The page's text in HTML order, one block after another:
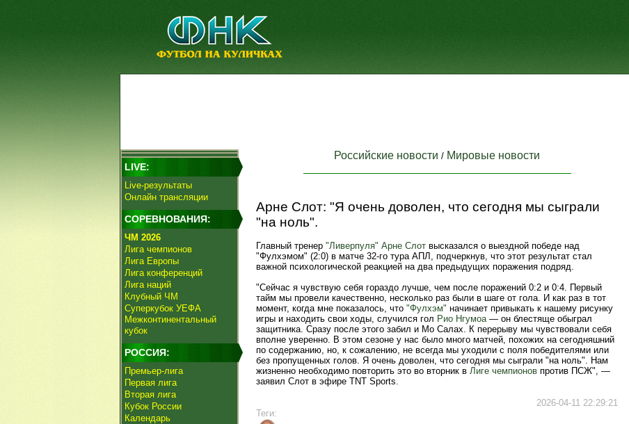
LIVE:
Live-результаты
Онлайн трансляции
СОРЕВНОВАНИЯ:
ЧМ 2026
Лига чемпионов
Лига Европы
Лига конференций
Лига наций
Клубный ЧМ
Суперкубок УЕФА
Межконтинентальный
кубок
РОССИЯ:
Премьер-лига
Первая лига
Вторая лига
Кубок России
Календарь
Российские новости / Мировые новости
Арне Слот: "Я очень доволен, что сегодня мы сыграли
"на ноль".
Главный тренер "Ливерпуля" Арне Слот высказался о выездной победе над
"Фулхэмом" (2:0) в матче 32-го тура АПЛ, подчеркнув, что этот результат стал
важной психологической реакцией на два предыдущих поражения подряд.
"Сейчас я чувствую себя гораздо лучше, чем после поражений 0:2 и 0:4. Первый
тайм мы провели качественно, несколько раз были в шаге от гола. И как раз в тот
момент, когда мне показалось, что "Фулхэм" начинает привыкать к нашему рисунку
игры и находить свои ходы, случился гол Рио Нгумоа— он блестяще обыграл
защитника. Сразу после этого забил и Мо Салах. К перерыву мы чувствовали себя
вполне уверенно. В этом сезоне у нас было много матчей, похожих на сегодняшний
по содержанию, но, к сожалению, не всегда мы уходили с поля победителями или
без пропущенных голов. Я очень доволен, что сегодня мы сыграли "на ноль". Нам
жизненно необходимо повторить это во вторник в Лиге чемпионов против ПСЖ", —
заявил Слот в эфире TNT Sports.
2026-04-11 22:29:21
Теги: